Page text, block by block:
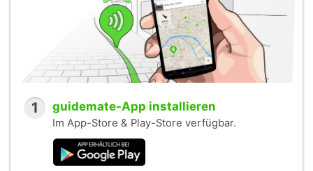
1 guidemate-App installieren
Im App-Store & Play-Store verfügbar.